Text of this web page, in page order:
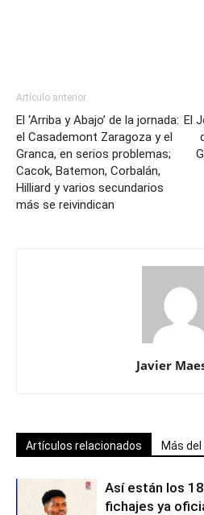
Artículo anterior
El ‘Arriba y Abajo’ de la jornada:
el Casademont Zaragoza y el
Granca, en serios problemas;
Cacok, Batemon, Corbalán,
Hilliard y varios secundarios
más se reivindican
El
Javier
Artículos relacionados Más
Así están los
fichajes ya